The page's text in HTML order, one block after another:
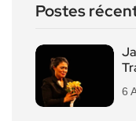
Postes
6